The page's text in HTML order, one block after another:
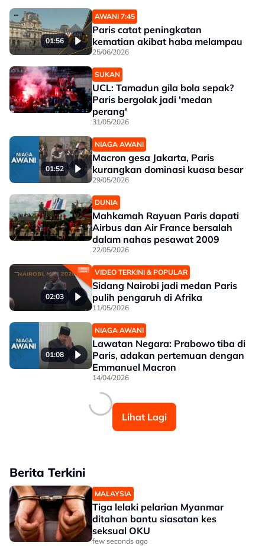
01:56
AWANI 7:45
Paris catat peningkatan
kematian akibat haba melampau
25/06/2026
SUKAN
UCL: Tamadun gila bola sepak?
Paris bergolak jadi 'medan
perang'
31/05/2026
01:52
NIAGA AWANI
Macron gesa Jakarta, Paris
kurangkan dominasi kuasa besar
29/05/2026
DUNIA
Mahkamah Rayuan Paris dapati
Airbus dan Air France bersalah
dalam nahas pesawat 2009
22/05/2026
02:03
VIDEO TERKINI & POPULAR
Sidang Nairobi jadi medan Paris
pulih pengaruh di Afrika
11/05/2026
01:08
NIAGA AWANI
Lawatan Negara: Prabowo tiba di
Paris, adakan pertemuan dengan
Emmanuel Macron
14/04/2026
Lihat Lagi
Berita Terkini
MALAYSIA
Tiga lelaki pelarian Myanmar
ditahan bantu siasatan kes
seksual OKU
few seconds ago